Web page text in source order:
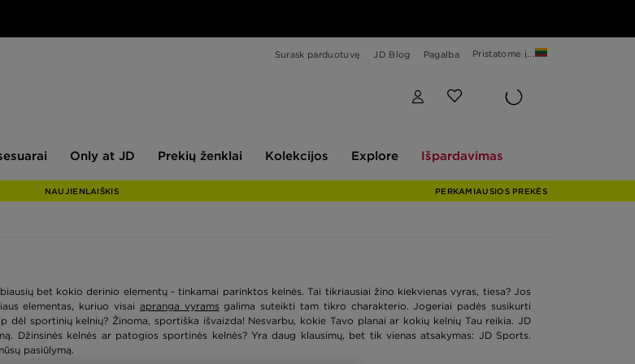
Surask parduotuvę JD Blog Pagalba Pristatome į...
JD
Only at JD
ženklai
Prekių ženklai Kolekcijos Explore Išpardavimas
NAUJIENLAIŠKIS PERKAMIAUSIOS PREKĖS
bet kokio derinio elementų - tinkamai parinktos kelnės. Tai tikriausiai žino kiekvienas vyras, tiesa? Jos
elementas, kuriuo visai apranga vyramsgalima suteikti tam tikro charakterio. Jogeriai padės susikurti
sportinių kelnių? Žinoma, sportiška išvaizda! Nesvarbu, kokie Tavo planai ar kokių kelnių Tau reikia. JD
Džinsinės kelnės ar patogios sportinės kelnės? Yra daug klausimų, bet tik vienas atsakymas: JD Sports.
pasiūlymą.